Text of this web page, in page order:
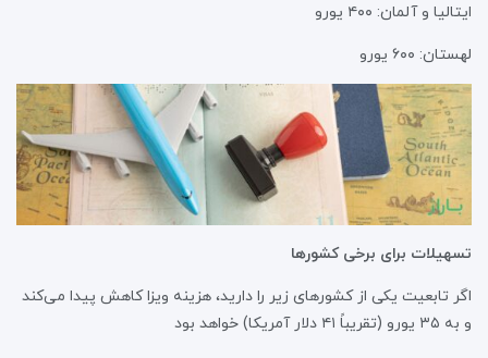
ایتالیا و آلمان: ۴۰۰ یورو
لهستان: ۶۰۰ یورو
تسهیلات برای برخی کشورها
اگر تابعیت یکی از کشورهای زیر را دارید، هزینه ویزا کاهش پیدا می‌کند
و به ۳۵ یورو (تقریباً ۴۱ دلار آمریکا) خواهد بود